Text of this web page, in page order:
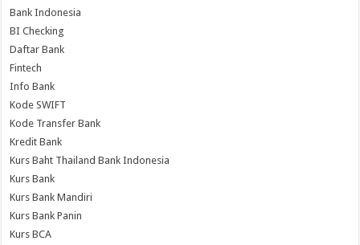
Bank Indonesia
BI Checking
Daftar Bank
Fintech
Info Bank
Kode SWIFT
Kode Transfer Bank
Kredit Bank
Kurs Baht Thailand Bank Indonesia
Kurs Bank
Kurs Bank Mandiri
Kurs Bank Panin
Kurs BCA